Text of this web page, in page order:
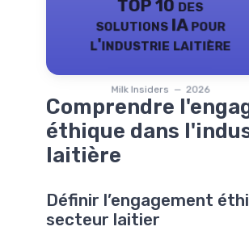
TOP 10 des
solutions IA pour
l'industrie laitière
Milk Insiders — 2026
Comprendre
éthique dans
laitière
Définir l’engagement
secteur laitier